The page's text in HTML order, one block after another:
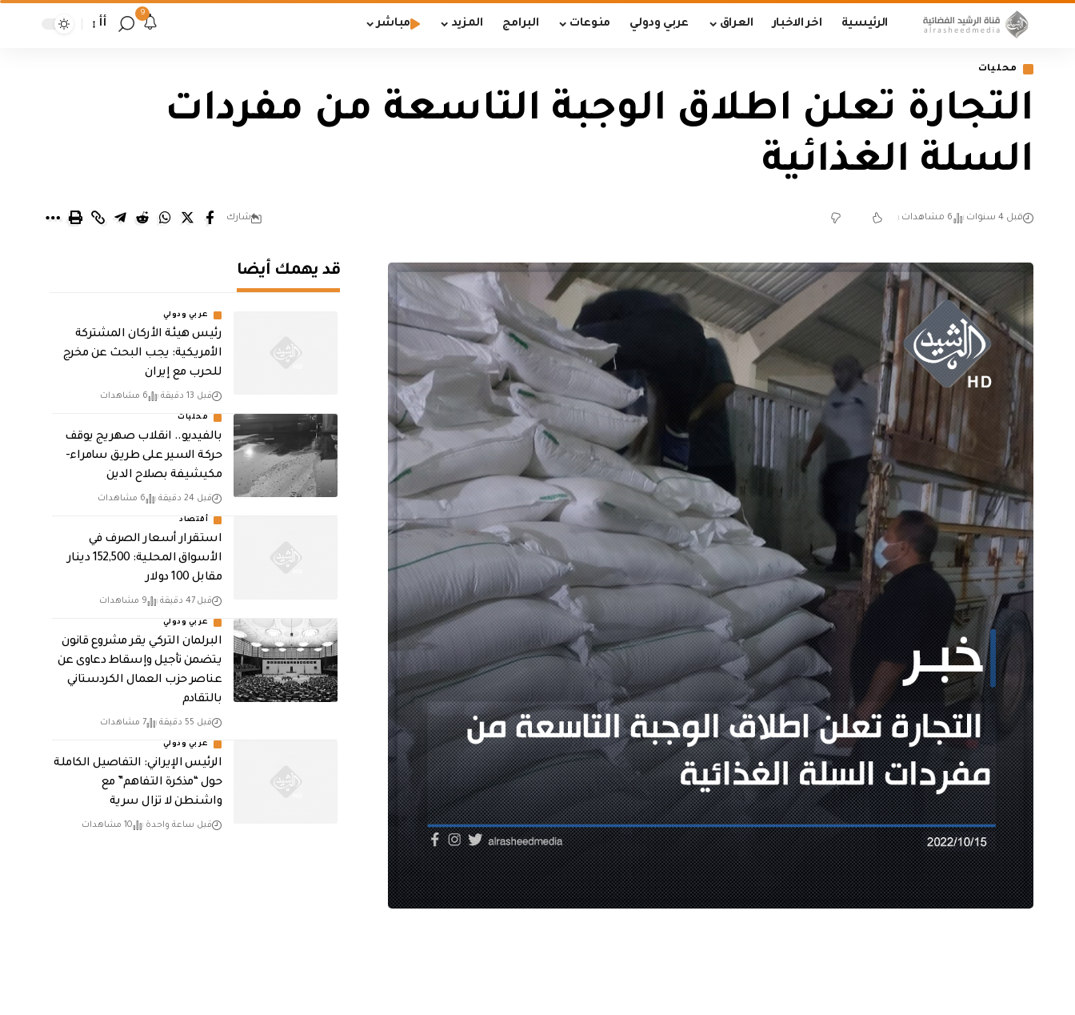
الرئيسية اخر الاخبار العراق عربي ودولي منوعات البرامج المزيد مباشر
9
أأ
محليات
‏التجارة تعلن اطلاق الوجبة التاسعة من مفردات
السلة الغذائية‬
قبل 4 سنوات 6 مشاهدات شارك
قد يهمك أيضا
عربي ودولي
رئيس هيئة الأركان المشتركة
الأمريكية: يجب البحث عن مخرج
للحرب مع إيران
قبل 13 دقيقة 6 مشاهدات
محليات
بالفيديو.. انقلاب صهريج يوقف
حركة السير على طريق سامراء-
مكيشيفة بصلاح الدين
قبل 24 دقيقة 6 مشاهدات
أقتصاد
استقرار أسعار الصرف في
الأسواق المحلية: 152,500 دينار
مقابل 100 دولار
قبل 47 دقيقة 9 مشاهدات
عربي ودولي
البرلمان التركي يقر مشروع قانون
يتضمن تأجيل وإسقاط دعاوى عن
عناصر حزب العمال الكردستاني
بالتقادم
قبل 55 دقيقة 7 مشاهدات
عربي ودولي
الرئيس الإيراني: التفاصيل الكاملة
حول “مذكرة التفاهم” مع
واشنطن لا تزال سرية
قبل ساعة واحدة 10 مشاهدات